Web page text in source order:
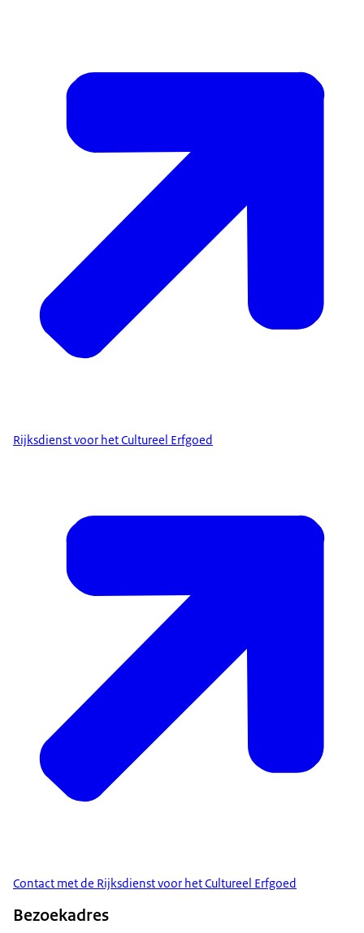
Rijksdienst voor het Cultureel Erfgoed
Contact met de Rijksdienst voor het Cultureel Erfgoed
Bezoekadres